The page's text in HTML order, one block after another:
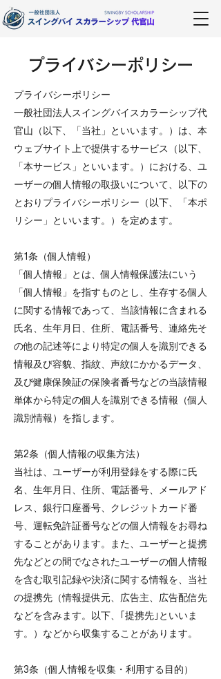
プライバシーポリシー
プライバシーポリシー
一般社団法人スイングバイスカラーシップ代
官山（以下、「当社」といいます。）は、本
ウェブサイト上で提供するサービス（以下、
「本サービス」といいます。）における、ユ
ーザーの個人情報の取扱いについて、以下の
とおりプライバシーポリシー（以下、「本ポ
リシー」といいます。）を定めます。
第1条（個人情報）
「個人情報」とは、個人情報保護法にいう
「個人情報」を指すものとし、生存する個人
に関する情報であって、当該情報に含まれる
氏名、生年月日、住所、電話番号、連絡先そ
の他の記述等により特定の個人を識別できる
情報及び容貌、指紋、声紋にかかるデータ、
及び健康保険証の保険者番号などの当該情報
単体から特定の個人を識別できる情報（個人
識別情報）を指します。
第2条（個人情報の収集方法）
当社は、ユーザーが利用登録をする際に氏
名、生年月日、住所、電話番号、メールアド
レス、銀行口座番号、クレジットカード番
号、運転免許証番号などの個人情報をお尋ね
することがあります。また、ユーザーと提携
先などとの間でなされたユーザーの個人情報
を含む取引記録や決済に関する情報を、当社
の提携先（情報提供元、広告主、広告配信先
などを含みます。以下、｢提携先｣といいま
す。）などから収集することがあります。
第3条（個人情報を収集・利用する目的）